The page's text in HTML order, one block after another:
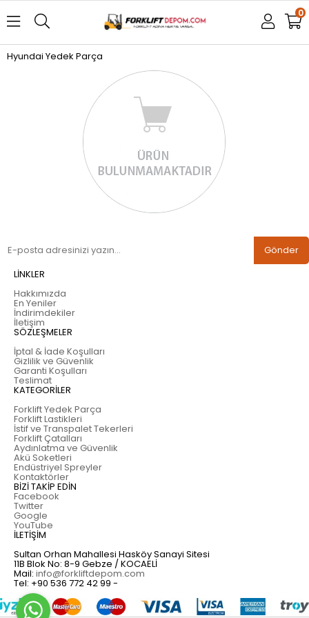
0
Hyundai Yedek Parça
Gönder
LİNKLER
Hakkımızda
En Yeniler
İndirimdekiler
İletişim
SÖZLEŞMELER
İptal & İade Koşulları
Gizlilik ve Güvenlik
Garanti Koşulları
Teslimat
KATEGORİLER
Forklift Yedek Parça
Forklift Lastikleri
İstif ve Transpalet Tekerleri
Forklift Çatalları
Aydınlatma ve Güvenlik
Akü Soketleri
Endüstriyel Spreyler
Kontaktörler
BİZİ TAKİP EDİN
Facebook
Twitter
Google
YouTube
İLETİŞİM
Sultan Orhan Mahallesi Hasköy Sanayi Sitesi
11B Blok No: 8-9 Gebze / KOCAELİ
Mail: info@forkliftdepom.com
Tel: +90 536 772 42 99 -